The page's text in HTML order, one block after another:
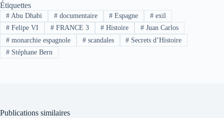
Étiquettes
#Abu Dhabi #documentaire # Espagne # exil
#Felipe VI #FRANCE 3 # Histoire # Juan Carlos
#monarchie espagnole #scandales # Secrets d’Histoire
#Stéphane Bern
Publications similaires